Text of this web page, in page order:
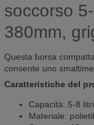
soccorso
380mm,
Questa borsa
consente uno
Caratteristiche del
Capacità: 5-8 litri
Materiale: